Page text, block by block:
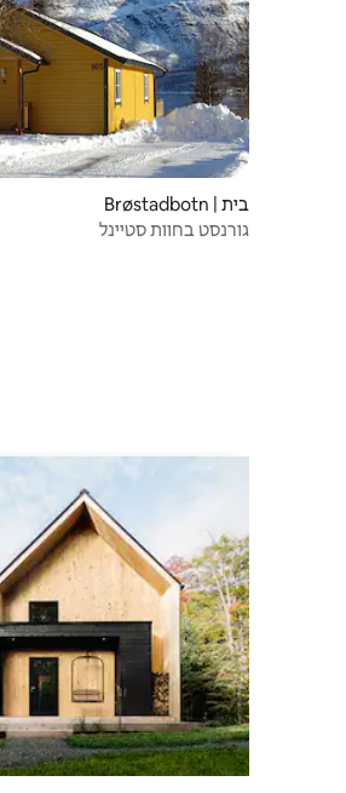
בית | Brøstadbotn
גורנסט בחוות סטיינל